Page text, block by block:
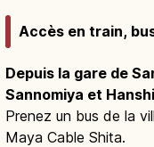
Accès en train,
Depuis la gare de
Sannomiya et
Prenez un bus de la
Maya Cable Shita.